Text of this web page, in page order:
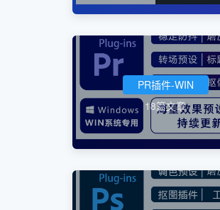
PR插件-WIN
18篇文章